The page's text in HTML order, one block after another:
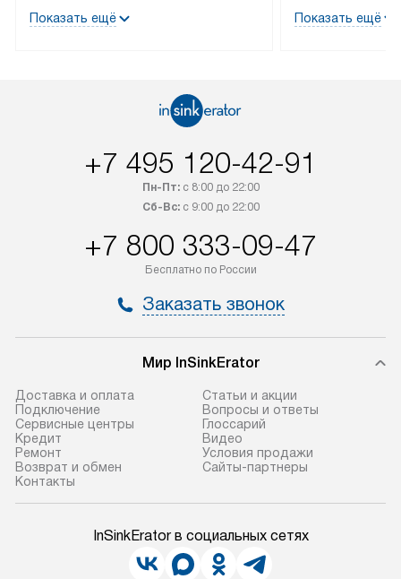
до подъезда, выезд за МКАД
быть отгружен покупателю
в течение трех дней. Доставка
регионы осуществляется через
100% предоплаты наша компания
до представительства
транспортной компании в городе
условия доставки у менеджера при
В оговоренный день служба
доставки доставит упакованный
прибор до подъезда. Если
требуется переместить прибор
до двери квартиры или до места
установки, пожалуйста,
взимается дополнительная плата.
Учитывайте габариты прибора, если
Показать ещё
подключается
подключения к
определяется
снятие упаковки
при
монтируется в
или на заранее
к
Показать ещё
+7 495 120-42-91
Пн-Пт:с 8:00 до 22:00
Сб-Вс:с 9:00 до 22:00
+7 800 333-09-47
Бесплатно по России
Заказать звонок
Мир InSinkErator
Доставка и оплата
Подключение
Сервисные центры
Кредит
Ремонт
Возврат и обмен
Контакты
Статьи и акции
Вопросы и ответы
Глоссарий
Видео
Условия продажи
Сайты-партнеры
InSinkErator в социальных сетях